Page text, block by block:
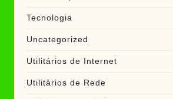
Tecnologia
Uncategorized
Utilitários de Internet
Utilitários de Rede